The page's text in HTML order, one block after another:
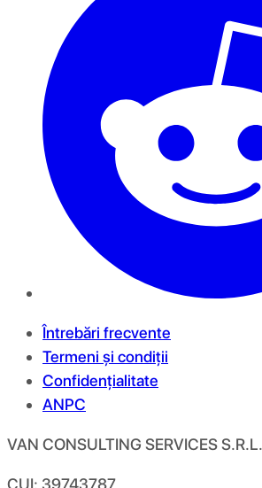
Întrebări frecvente
Termeni și condiții
Confidențialitate
ANPC
VAN CONSULTING SERVICES S.R.L.
CUI: 39743787